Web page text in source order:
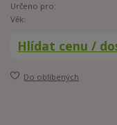
Určeno pro:
Věk:
Hlídat cenu /
Do oblíbených